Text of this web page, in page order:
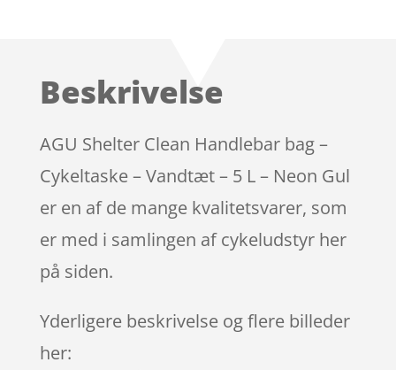
Beskrivelse
AGU Shelter Clean Handlebar bag –
Cykeltaske – Vandtæt – 5 L – Neon Gul
er en af de mange kvalitetsvarer, som
er med i samlingen af cykeludstyr her
på siden.
Yderligere beskrivelse og flere billeder
her: